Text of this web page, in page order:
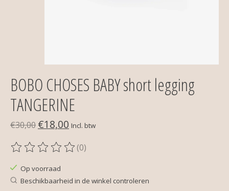
BOBO CHOSES BABY short legging
TANGERINE
€30,00 €18,00 Incl. btw
De beoordeling van dit product is
(0)
Op voorraad
Beschikbaarheid in de winkel controleren